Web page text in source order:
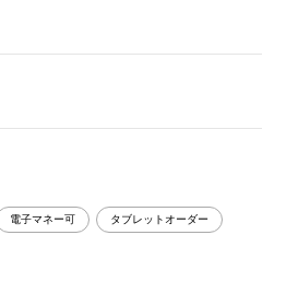
電子マネー可 タブレットオーダー